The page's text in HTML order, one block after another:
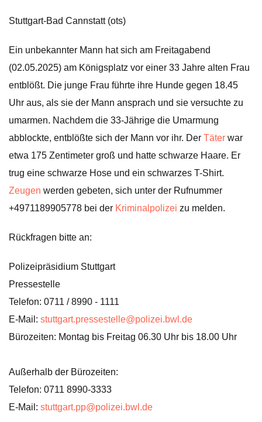
Stuttgart-Bad Cannstatt (ots)
Ein unbekannter Mann hat sich am Freitagabend
(02.05.2025) am Königsplatz vor einer 33 Jahre alten Frau
entblößt. Die junge Frau führte ihre Hunde gegen 18.45
Uhr aus, als sie der Mann ansprach und sie versuchte zu
umarmen. Nachdem die 33-Jährige die Umarmung
abblockte, entblößte sich der Mann vor ihr. Der Täter war
etwa 175 Zentimeter groß und hatte schwarze Haare. Er
trug eine schwarze Hose und ein schwarzes T-Shirt.
Zeugen werden gebeten, sich unter der Rufnummer
+4971189905778 bei der Kriminalpolizei zu melden.
Rückfragen bitte an:
Polizeipräsidium Stuttgart
Pressestelle
Telefon: 0711 / 8990 - 1111
E-Mail: stuttgart.pressestelle@polizei.bwl.de
Bürozeiten: Montag bis Freitag 06.30 Uhr bis 18.00 Uhr
Außerhalb der Bürozeiten:
Telefon: 0711 8990-3333
E-Mail: stuttgart.pp@polizei.bwl.de